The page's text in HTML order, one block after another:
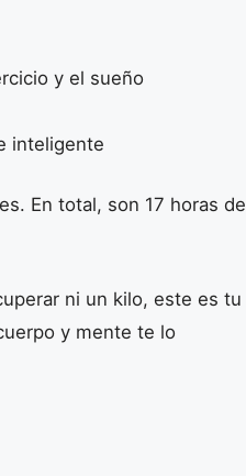
y el sueño
inteligente
En total, son 17 horas de
ni un kilo, este es tu
y mente te lo